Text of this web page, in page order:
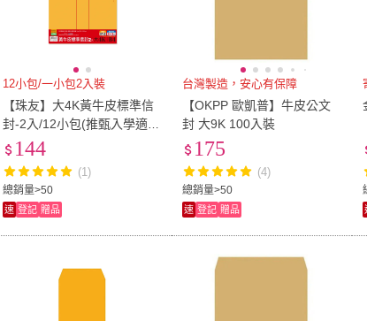
12小包/一小包2入裝
【珠友】大4K黃牛皮標準信
封-2入/12小包(推甄入學適
用/金黃牛皮/中式信封/公文
總銷量>50
144
(1)
速 登記 贈品
台灣製造，安心有保障
【OKPP 歐凱普】牛皮公文
封 大9K 100入裝
總銷量>50
175
(4)
速 登記 贈品